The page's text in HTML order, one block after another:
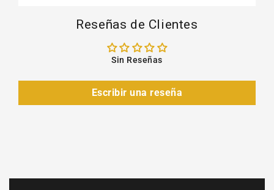
Reseñas de Clientes
Sin Reseñas
Escribir una reseña